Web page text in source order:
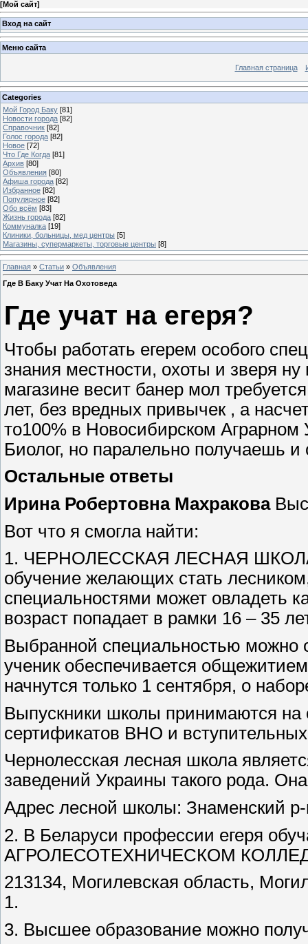
[Мой сайт]
Вход на сайт
Меню сайта
Главная страница
Categories
Мой Город Баку [81]
Новости города [82]
Справочник [82]
Голос города [82]
Новое [72]
Что Где Когда [81]
Архив [80]
Объявления [80]
Афиша города [82]
Избранное [82]
Популярное [82]
Обо всём [83]
Жизнь города [82]
Коммуналка [19]
Клиники, больницы, мед центры [5]
Магазины, супермаркеты, торговые центры [8]
Главная » Статьи » Объявления
Где В Баку Учат На Охотоведа
Где учат на егеря?
Чтобы работать егерем особого
знания местности, охоты и зверя
магазине весит банер мол
лет, без вредных привычек , а
то100% в Новосибирском Аграрном
Биолог, но паралельно получаешь и
Остальные ответы
Ирина Робертовна Махракова
Вот что я смогла найти:
1. ЧЕРНОЛЕССКАЯ ЛЕСНАЯ ШКОЛА
обучение желающих стать
специальностями может овладеть
возраст попадает в рамки 16 – 35
Выбранной специальностью можно
ученик обеспечивается
начнутся только 1 сентября, о
Выпускники школы принимаются на
сертификатов ВНО и
Чернолесская лесная школа
заведений Украины такого рода.
Адрес лесной школы: Знаменский
2. В Беларуси профессии егеря
АГРОЛЕСОТЕХНИЧЕСКОМ
213134, Могилевская область,
1.
3. Высшее образование можно